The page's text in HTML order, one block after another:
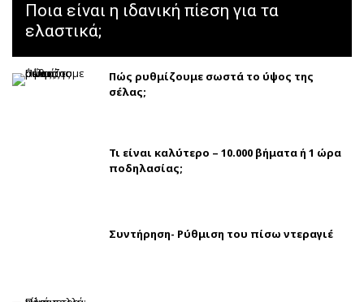
Ποια είναι η ιδανική πίεση για τα
ελαστικά;
Πώς ρυθμίζουμε σωστά το ύψος της
σέλας;
Τι είναι καλύτερο – 10.000 βήματα ή 1 ώρα
ποδηλασίας;
Συντήρηση- Ρύθμιση του πίσω ντεραγιέ